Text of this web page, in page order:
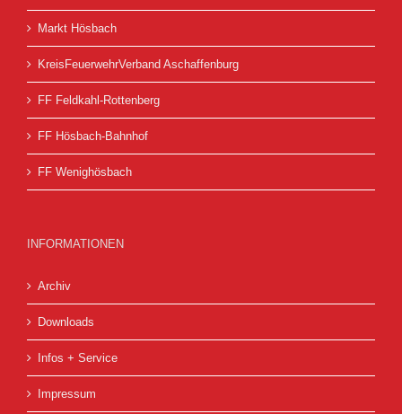
Markt Hösbach
KreisFeuerwehrVerband Aschaffenburg
FF Feldkahl-Rottenberg
FF Hösbach-Bahnhof
FF Wenighösbach
INFORMATIONEN
Archiv
Downloads
Infos + Service
Impressum